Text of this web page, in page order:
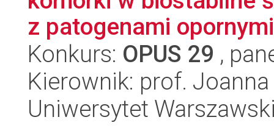
z patogenami
Konkurs: OPUS 29 ,
Kierownik: prof.
Uniwersytet